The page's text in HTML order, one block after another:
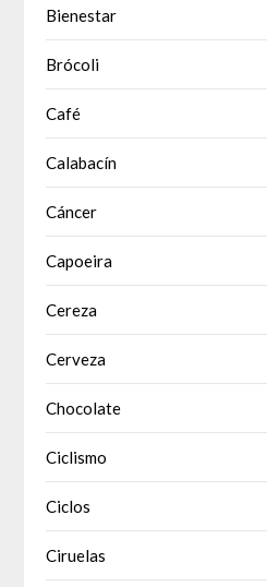
Bienestar
Brócoli
Café
Calabacín
Cáncer
Capoeira
Cereza
Cerveza
Chocolate
Ciclismo
Ciclos
Ciruelas